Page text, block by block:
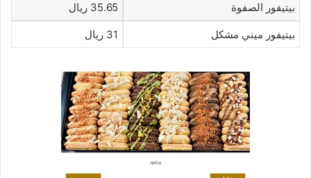
بيتيفور الصفوة 35.65 ريال
بيتيفور ميني مشكل 31 ريال